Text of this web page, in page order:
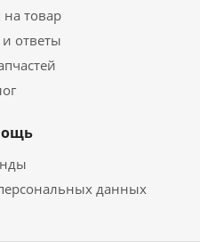
на товар
ответы
данных